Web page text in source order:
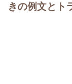
きの例文とト